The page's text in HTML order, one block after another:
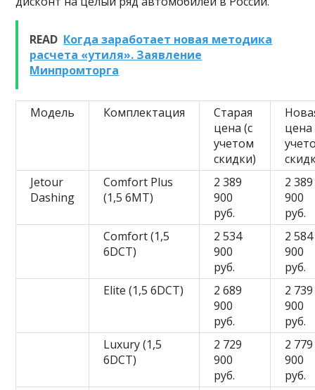
READ Когда заработает новая методика
расчета «утиля». Заявление
Минпромторга
Модель Комплектация
Старая
цена (с
учетом
скидки)
цена
Jetour
Dashing
Comfort Plus
(1,5 6MT)
2 389
900
руб.
2 389
900
руб.
Comfort (1,5
6DCT)
2 534
900
руб.
2 584
900
руб.
Elite (1,5 6DCT)
2 689
900
руб.
2 739
900
руб.
Luxury (1,5
6DCT)
2 729
900
руб.
2 779
900
руб.